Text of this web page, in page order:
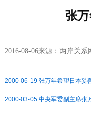
张
2016-08-06来源：两岸关系
2000-06-19 张万年希望日本妥
2000-03-05 中央军委副主席张